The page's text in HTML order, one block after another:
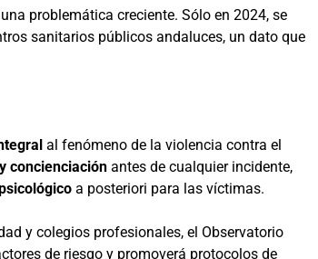
problemática creciente. Sólo en 2024, se
sanitarios públicos andaluces, un dato que
al fenómeno de la violencia contra el
concienciación antes de cualquier incidente,
a posteriori para las víctimas.
y colegios profesionales, el Observatorio
de riesgo y promoverá protocolos de